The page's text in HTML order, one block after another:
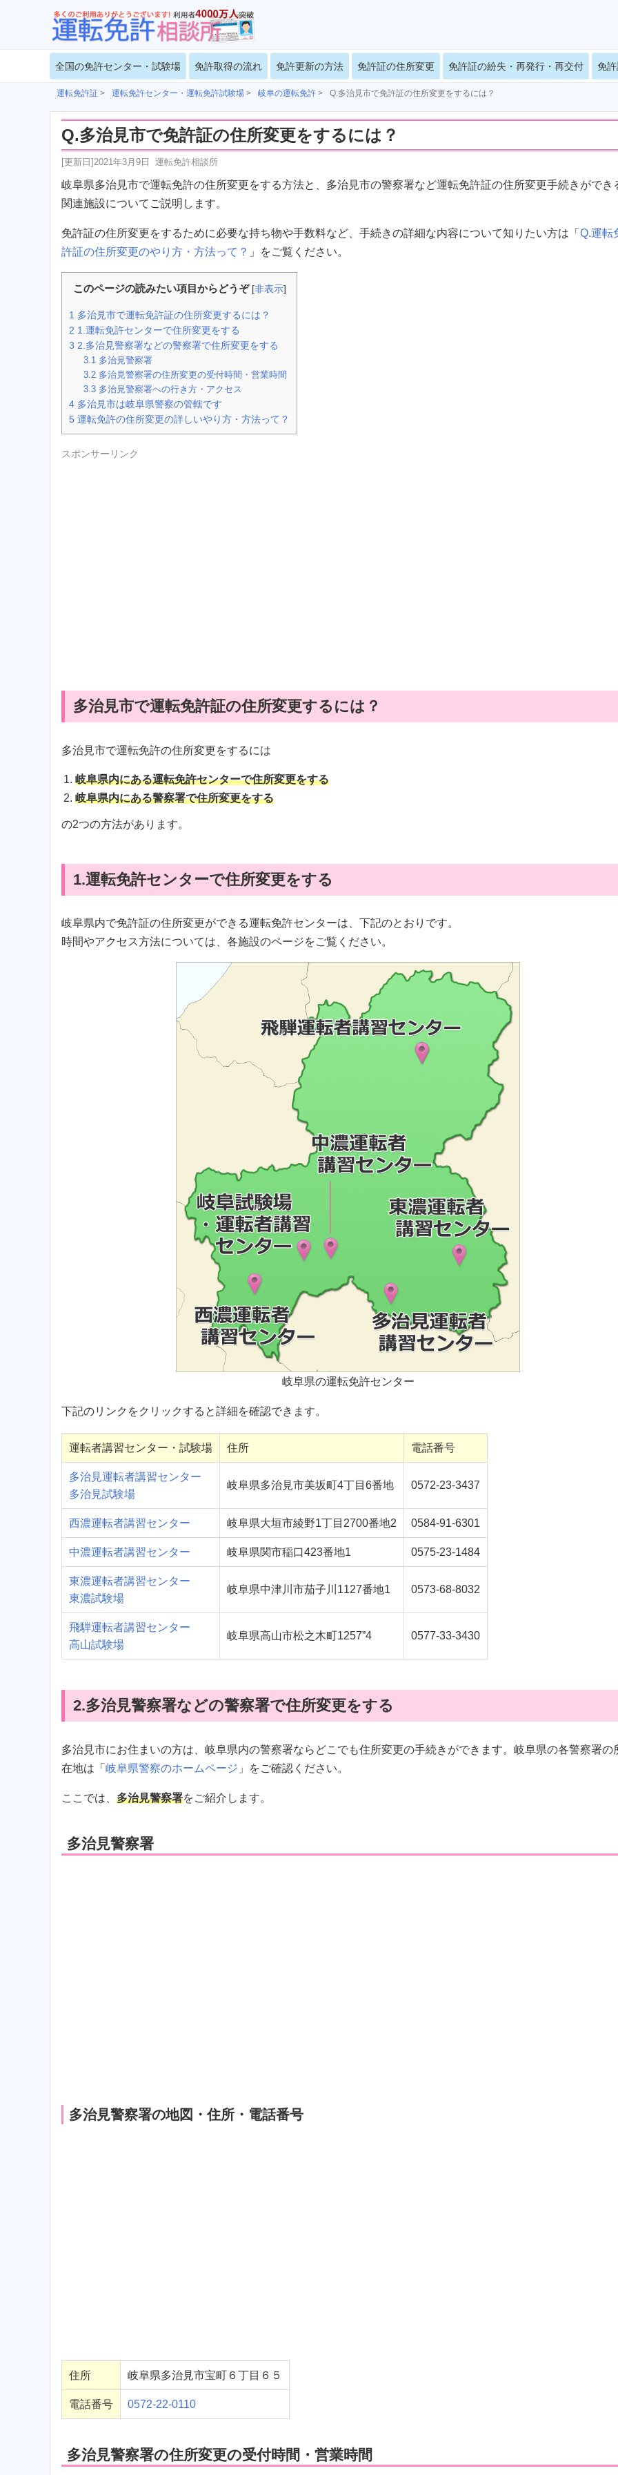
全国の免許センター・試験場 免許取得の流れ 免許更新の方法 免許証の住所変更 免許証の紛失・再発行・再交付 免
運転免許証 > 運転免許センター・運転免許試験場 > 岐阜の運転免許 > Q.多治見市で免許証の住所変更をするには？
Q.多治見市で免許証の住所変更をするには？
[更新日]2021年3月9日 運転免許相談所
岐阜県多治見市で運転免許の住所変更をする方法と、多治見市の警察署など運転免許証の住所変更手続きができ
関連施設についてご説明します。
免許証の住所変更をするために必要な持ち物や手数料など、手続きの詳細な内容について知りたい方は「 Q.運転
許証の住所変更のやり方・方法って？ 」をご覧ください。
このページの読みたい項目からどうぞ [非表示]
1 多治見市で運転免許証の住所変更するには？
2 1.運転免許センターで住所変更をする
3 2.多治見警察署などの警察署で住所変更をする
3.1 多治見警察署
3.2 多治見警察署の住所変更の受付時間・営業時間
3.3 多治見警察署への行き方・アクセス
4 多治見市は岐阜県警察の管轄です
5 運転免許の住所変更の詳しいやり方・方法って？
スポンサーリンク
多治見市で運転免許証の住所変更するには？
多治見市で運転免許の住所変更をするには
岐阜県内にある運転免許センターで住所変更をする
岐阜県内にある警察署で住所変更をする
の2つの方法があります。
1.運転免許センターで住所変更をする
岐阜県内で免許証の住所変更ができる運転免許センターは、下記のとおりです。
時間やアクセス方法については、各施設のページをご覧ください。
岐阜県の運転免許センター
下記のリンクをクリックすると詳細を確認できます。
運転者講習センター・試験場 住所 電話番号
多治見運転者講習センター
多治見試験場
岐阜県多治見市美坂町4丁目6番地 0572-23-3437
西濃運転者講習センター 岐阜県大垣市綾野1丁目2700番地2 0584-91-6301
中濃運転者講習センター 岐阜県関市稲口423番地1 0575-23-1484
東濃運転者講習センター
東濃試験場
岐阜県中津川市茄子川1127番地1 0573-68-8032
飛騨運転者講習センター
高山試験場
岐阜県高山市松之木町1257”4 0577-33-3430
2.多治見警察署などの警察署で住所変更をする
多治見市にお住まいの方は、岐阜県内の警察署ならどこでも住所変更の手続きができます。岐阜県の各警察署の
在地は「 岐阜県警察のホームページ 」をご確認ください。
ここでは、 多治見警察署をご紹介します。
多治見警察署
多治見警察署の地図・住所・電話番号
住所 岐阜県多治見市宝町６丁目６５
電話番号 0572-22-0110
多治見警察署の住所変更の受付時間・営業時間